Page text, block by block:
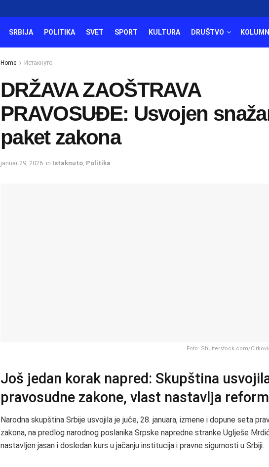
SRBIJA POLITIKA SVET SPORT KULTURA DRUŠTVO
Home Истакнуто
DRŽAVA ZAOŠTRAVA
PRAVOSUĐE: Usvojen
paket zakona
januar 29, 2026 in Istaknuto Politika
Foto: Shutterstock.com/
Još jedan korak napred: Skupština
pravosudne zakone, vlast nastavlja
Narodna skupština Srbije usvojila je juče, 28. januara, izmene i dopune seta
zakona, na predlog narodnog poslanika Srpske napredne stranke Uglješe
nastavljen jasan i dosledan kurs u jačanju institucija i pravne sigurnosti u Srbiji.